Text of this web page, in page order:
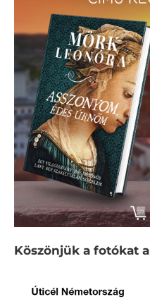
Köszönjük a fotókat a